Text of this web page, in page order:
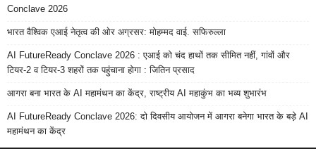
Conclave 2026
भारत वैश्विक एआई नेतृत्व की ओर अग्रसर: मोहम्मद वाई. सफिरुल्ला
AI FutureReady Conclave 2026 : एआई को चंद हाथों तक सीमित नहीं, गांवों और
टियर-2 व टियर-3 शहरों तक पहुंचाना होगा : जितिन प्रसाद
आगरा बना भारत के AI महामंथन का केंद्र, राष्ट्रीय AI महाकुंभ का भव्य शुभारंभ
AI FutureReady Conclave 2026: दो दिवसीय आयोजन में आगरा बनेगा भारत के बड़े AI
महामंथन का केंद्र